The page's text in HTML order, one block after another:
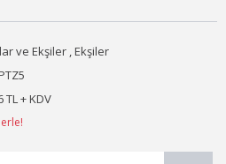
ve Ekşiler ,Ekşiler
TL + KDV